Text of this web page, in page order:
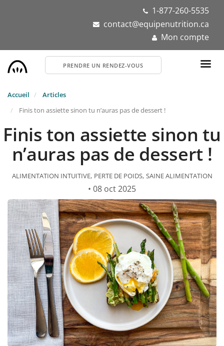
1-877-260-5535
contact@equipenutrition.ca
Mon compte
PRENDRE UN RENDEZ-VOUS
Accueil
Articles
Finis ton assiette sinon tu n’auras pas de dessert !
Finis ton assiette sinon tu
n’auras pas de dessert !
ALIMENTATION INTUITIVE PERTE DE POIDS SAINE ALIMENTATION
• 08 oct 2025